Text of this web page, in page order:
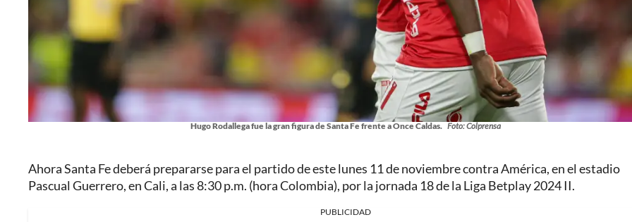
Hugo Rodallega fue la gran figura de Santa Fe frente a Once Caldas. Foto: Colprensa
Ahora Santa Fe deberá prepararse para el partido de este lunes 11 de noviembre contra América, en el estadio
Pascual Guerrero, en Cali, a las 8:30 p.m. (hora Colombia), por la jornada 18 de la Liga Betplay 2024 II.
PUBLICIDAD